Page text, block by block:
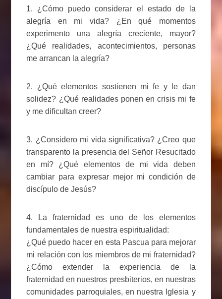
1. ¿Cómo puedo considerar el estado de la
alegría en mi vida? ¿En qué momentos
experimento una alegría creciente, mayor?
¿Qué realidades, acontecimientos, personas
me arrancan la alegría?
2. ¿Qué elementos sostienen mi fe y le dan
solidez? ¿Qué realidades ponen en crisis mi fe
y me dificultan creer?
3. ¿Considero mi vida significativa? ¿Creo que
transparento la presencia del Señor Resucitado
en mí? ¿Qué elementos de mi vida deben
cambiar para expresar mejor mi condición de
discípulo de Jesús?
4. La fraternidad es uno de los elementos
fundamentales de nuestra espiritualidad:
¿Qué puedo hacer en esta Pascua para mejorar
mi relación con los miembros de mi fraternidad?
¿Cómo extender la experiencia de la
fraternidad en nuestros presbiterios, en nuestras
comunidades parroquiales, en nuestra Iglesia y